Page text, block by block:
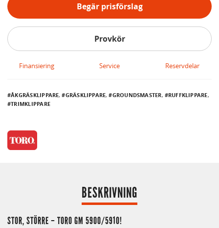
Begär prisförslag
Provkör
Finansiering Service Reservdelar
ÅKGRÄSKLIPPARE, GRÄSKLIPPARE, GROUNDSMASTER, RUFFKLIPPARE,
TRIMKLIPPARE
BESKRIVNING
STOR, STÖRRE – TORO GM 5900/5910!